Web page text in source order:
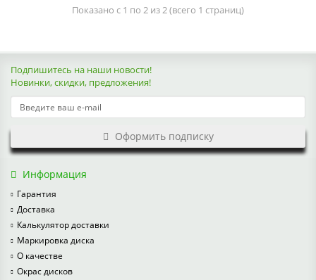
Показано с 1 по 2 из 2 (всего 1 страниц)
Подпишитесь на наши новости!
Новинки, скидки, предложения!
Оформить подписку
Информация
Гарантия
Доставка
Калькулятор доставки
Маркировка диска
О качестве
Окрас дисков